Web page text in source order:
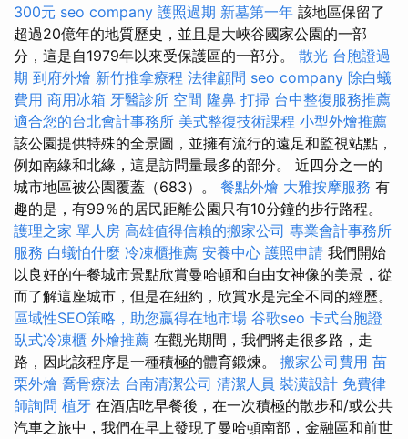
300元 seo company 護照過期 新墓第一年 該地區保留了
超過20億年的地質歷史，並且是大峽谷國家公園的一部
分，這是自1979年以來受保護區的一部分。 散光 台胞證過
期 到府外燴 新竹推拿療程 法律顧問 seo company 除白蟻
費用 商用冰箱 牙醫診所 空間 隆鼻 打掃 台中整復服務推薦
適合您的台北會計事務所 美式整復技術課程 小型外燴推薦
該公園提供特殊的全景圖，並擁有流行的遠足和監視站點，
例如南緣和北緣，這是訪問量最多的部分。 近四分之一的
城市地區被公園覆蓋（683）。 餐點外燴 大雅按摩服務 有
趣的是，有99％的居民距離公園只有10分鐘的步行路程。
護理之家 單人房 高雄值得信賴的搬家公司 專業會計事務所
服務 白蟻怕什麼 冷凍櫃推薦 安養中心 護照申請 我們開始
以良好的午餐城市景點欣賞曼哈頓和自由女神像的美景，從
而了解這座城市，但是在紐約，欣賞水是完全不同的經歷。
區域性SEO策略，助您贏得在地市場 谷歌seo 卡式台胞證
臥式冷凍櫃 外燴推薦 在觀光期間，我們將走很多路，走
路，因此該程序是一種積極的體育鍛煉。 搬家公司費用 苗
栗外燴 喬骨療法 台南清潔公司 清潔人員 裝潢設計 免費律
師詢問 植牙 在酒店吃早餐後，在一次積極的散步和/或公共
汽車之旅中，我們在早上發現了曼哈頓南部，金融區和前世